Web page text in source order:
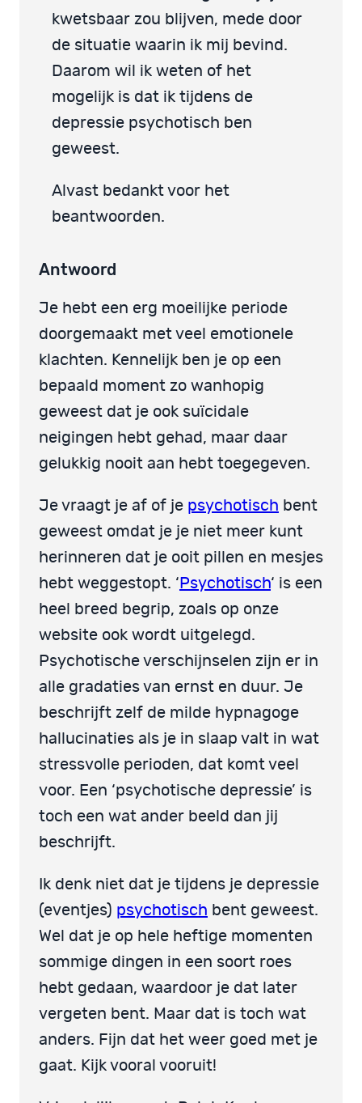
kwetsbaar zou blijven, mede door
de situatie waarin ik mij bevind.
Daarom wil ik weten of het
mogelijk is dat ik tijdens de
depressie psychotisch ben
geweest.
Alvast bedankt voor het
beantwoorden.
Antwoord
Je hebt een erg moeilijke periode
doorgemaakt met veel emotionele
klachten. Kennelijk ben je op een
bepaald moment zo wanhopig
geweest dat je ook suïcidale
neigingen hebt gehad, maar daar
gelukkig nooit aan hebt toegegeven.
Je vraagt je af of je psychotisch bent
geweest omdat je je niet meer kunt
herinneren dat je ooit pillen en mesjes
hebt weggestopt. ‘ Psychotisch‘ is een
heel breed begrip, zoals op onze
website ook wordt uitgelegd.
Psychotische verschijnselen zijn er in
alle gradaties van ernst en duur. Je
beschrijft zelf de milde hypnagoge
hallucinaties als je in slaap valt in wat
stressvolle perioden, dat komt veel
voor. Een ‘psychotische depressie’ is
toch een wat ander beeld dan jij
beschrijft.
Ik denk niet dat je tijdens je depressie
(eventjes) psychotisch bent geweest.
Wel dat je op hele heftige momenten
sommige dingen in een soort roes
hebt gedaan, waardoor je dat later
vergeten bent. Maar dat is toch wat
anders. Fijn dat het weer goed met je
gaat. Kijk vooral vooruit!